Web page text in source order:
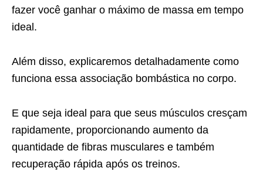
fazer você ganhar o máximo de massa em tempo
ideal.
Além disso, explicaremos detalhadamente como
funciona essa associação bombástica no corpo.
E que seja ideal para que seus músculos cresçam
rapidamente, proporcionando aumento da
quantidade de fibras musculares e também
recuperação rápida após os treinos.